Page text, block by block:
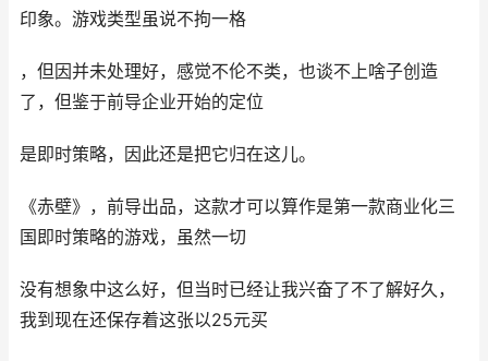
印象。游戏类型虽说不拘一格
，但因并未处理好，感觉不伦不类，也谈不上啥子创造
了，但鉴于前导企业开始的定位
是即时策略，因此还是把它归在这儿。
《赤壁》，前导出品，这款才可以算作是第一款商业化三
国即时策略的游戏，虽然一切
没有想象中这么好，但当时已经让我兴奋了不了解好久，
我到现在还保存着这张以25元买